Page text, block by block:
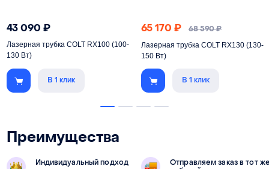
43 090 ₽
Лазерная трубка COLT RX100 (100-
130 Вт)
В 1 клик
65 170 ₽ 68 590₽
Лазерная трубка COLT RX130 (130-
150 Вт)
В 1 клик
Преимущества
Индивидуальный подход
Отправляем заказ в тот